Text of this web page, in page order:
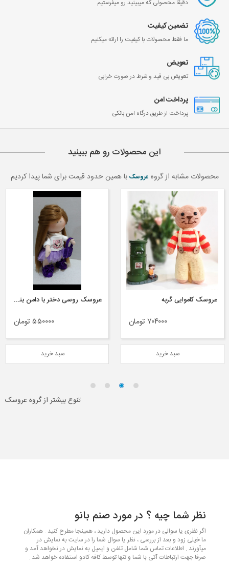
دقیقا محصولی که میبینید رو میفرستیم
تضمین کیفیت
ما فقط محصولات با کیفیت را ارائه میکنیم
تعویض
تعویض بی قید و شرط در صورت خرابی
پرداخت امن
پرداخت از طریق درگاه امن بانکی
این محصولات رو هم ببینید
محصولات مشابه از گروه عروسک با همین حدود قیمت برای شما پیدا کردیم
عروسک کاموایی گربه
۷۰۴۰۰۰ تومان
سبد خرید
عروسک روسی دختر با دامن بنفش
۵۵۰۰۰۰ تومان
سبد خرید
تنوع بیشتر از گروه عروسک
نظر شما چیه ؟ در مورد صنم بانو
اگر نظری یا سوالی در مورد این محصول دارید ، همینجا مطرح کنید . همکاران
ما خیلی زود و بعد از بررسی ، نظر یا سوال شما را در سایت به نمایش در
میآورند . اطلاعات تماس شما شامل تلفن و ایمیل به نمایش در نخواهد آمد و
صرفا جهت ارتباطات آتی با شما و تنها توسط کافه کادو استفاده خواهد شد .